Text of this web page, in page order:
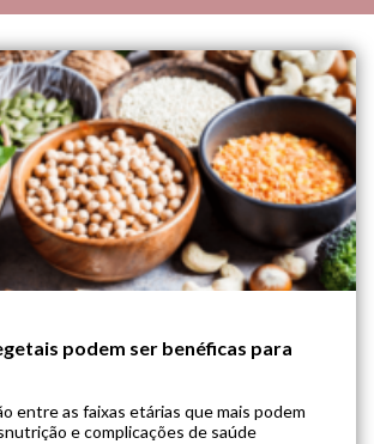
podem ser benéficas para
entre as faixas etárias que mais podem
e complicações de saúde